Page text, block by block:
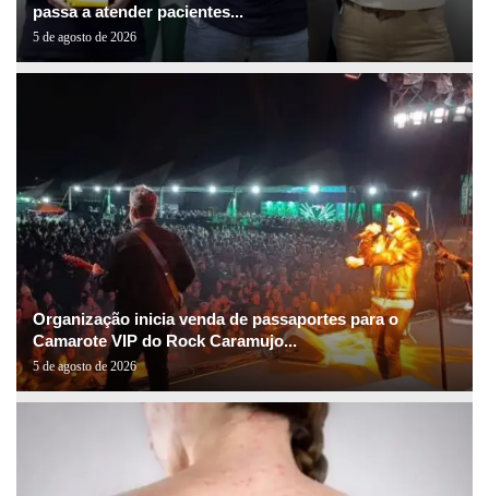
passa a atender pacientes...
5 de agosto de 2026
Organização inicia venda de passaportes para o
Camarote VIP do Rock Caramujo...
5 de agosto de 2026